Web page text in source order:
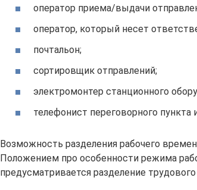
оператор приема/выдачи
оператор, который несет
почтальон;
сортировщик отправлений;
электромонтер станционного
телефонист переговорного
Возможность разделения рабочего
Положением про особенности режима
предусматривается разделение